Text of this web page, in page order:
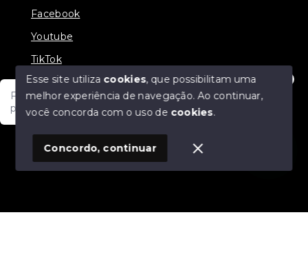
Fale com um de nossos consultores! Estamos
prontos para atende-lo e orienta-lo!
Facebook
Youtube
TikTok
© Copyright 2026 - JDF NEGOCIOS IMOBILIARIOS -
SITE PARA IMOBILIARIA
Esse site utiliza cookies, que possibilitam uma
melhor experiência de navegação.Ao continuar,
você concorda com o uso de cookies.
Concordo, continuar